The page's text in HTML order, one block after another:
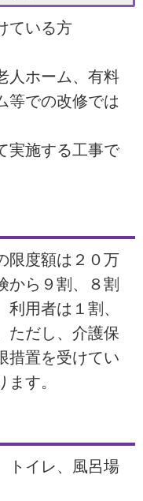
ている方
ホーム、有料
等での改修では
実施する工事で
限度額は２０万
から９割、８割
用者は１割、
ただし、介護保
措置を受けてい
す。
トイレ、風呂場